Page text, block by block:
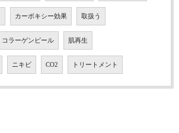
カーボキシー効果 取扱う
コラーゲンピール 肌再生
ニキビ CO2 トリートメント